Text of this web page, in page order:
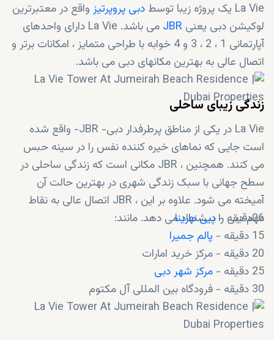
La Vie یک پروژه زیبا توسط دبی پروپرتیز واقع در معتبرترین
لوکیشن دبی یعنی JBR
می باشد. La Vie دارای واحدهای
آپارتمانی 1 ، 2 ، 3 و 4 خوابه با طراحی متمایز ، امکانات برتر و
اتصال عالی به بهترین مکانهای دبی می باشد.
زندگی زیبای ساحلی
La Vie در یکی از مناطق پرطرفدار دبی- JBR- واقع شده
است جایی که نماهای خیره کننده نفس را در سینه حبس
می کنند. همچنین ، JBR مکانی است که زندگی ساحلی در
سطح جهانی با سبک زندگی شهری در بهترین حالت آن
آمیخته می شود. علاوه بر این ، JBR اتصال عالی به نقاط
مهم دبی را پیشنهاد می دهد. مانند:
06دقیقه -
دبی مارینا
15 دقیقه -
پالم جمیرا
20 دقیقه - مرکز خرید امارات
25 دقیقه -
مرکز شهر دبی
30 دقیقه - فرودگاه بین المللی آل مکتوم